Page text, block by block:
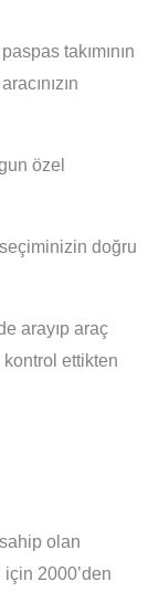
takımının
özel
doğru
arayıp araç
ettikten
olan
2000’den